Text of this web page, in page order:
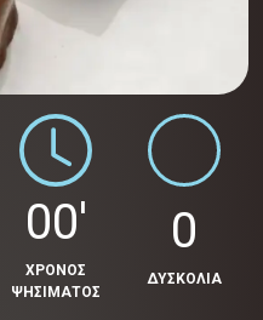
00'
ΧΡΟΝΟΣ
ΨΗΣΙΜΑΤΟΣ
0
ΔΥΣΚΟΛΙΑ